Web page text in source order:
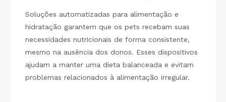
Soluções automatizadas para alimentação e
hidratação garantem que os pets recebam suas
necessidades nutricionais de forma consistente,
mesmo na ausência dos donos. Esses dispositivos
ajudam a manter uma dieta balanceada e evitam
problemas relacionados à alimentação irregular.